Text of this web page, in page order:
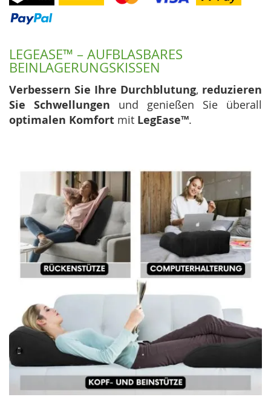
LEGEASE™ – AUFBLASBARES
BEINLAGERUNGSKISSEN
Verbessern Sie Ihre Durchblutung, reduzieren
Sie Schwellungen und genießen Sie überall
optimalen Komfort mit LegEase™.